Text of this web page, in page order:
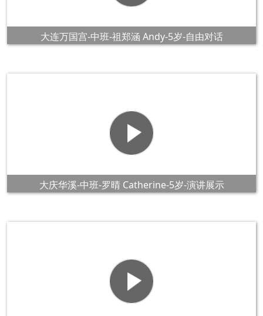
大连万国宫-中班-祖郑涵 Andy-5岁-自由对话
大庆华溪-中班-罗晴 Catherine-5岁-演讲展示